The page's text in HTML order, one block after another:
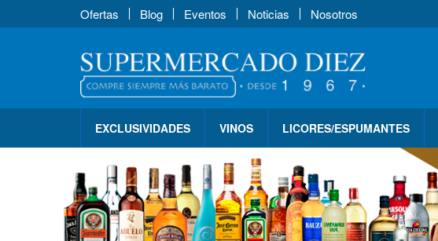
Ofertas Blog Eventos Noticias Nosotros
EXCLUSIVIDADES VINOS LICORES/ESPUMANTES